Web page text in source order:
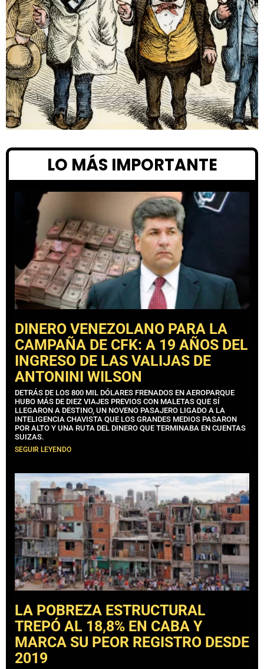
LO MÁS IMPORTANTE
DINERO VENEZOLANO PARA LA
CAMPAÑA DE CFK: A 19 AÑOS DEL
INGRESO DE LAS VALIJAS DE
ANTONINI WILSON
DETRÁS DE LOS 800 MIL DÓLARES FRENADOS EN AEROPARQUE
HUBO MÁS DE DIEZ VIAJES PREVIOS CON MALETAS QUE SÍ
LLEGARON A DESTINO, UN NOVENO PASAJERO LIGADO A LA
INTELIGENCIA CHAVISTA QUE LOS GRANDES MEDIOS PASARON
POR ALTO Y UNA RUTA DEL DINERO QUE TERMINABA EN CUENTAS
SUIZAS.
SEGUIR LEYENDO
LA POBREZA ESTRUCTURAL
TREPÓ AL 18,8% EN CABA Y
MARCA SU PEOR REGISTRO DESDE
2019